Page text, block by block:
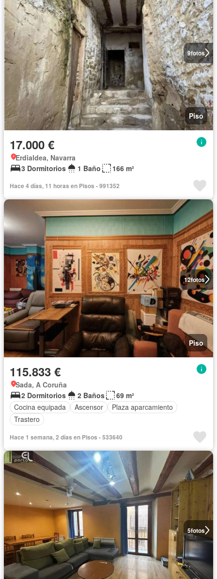
9fotos
Piso
17.000 €
Erdialdea, Navarra
3 Dormitorios
1 Baño 166 m²
Hace 4 días, 11 horas en Pisos - 991352
12fotos
Piso
115.833 €
Sada, A Coruña
2 Dormitorios
2 Baños
69 m²
Cocina equipada
Ascensor
Plaza aparcamiento
Trastero
Hace 1 semana, 2 días en Pisos - 533640
5fotos